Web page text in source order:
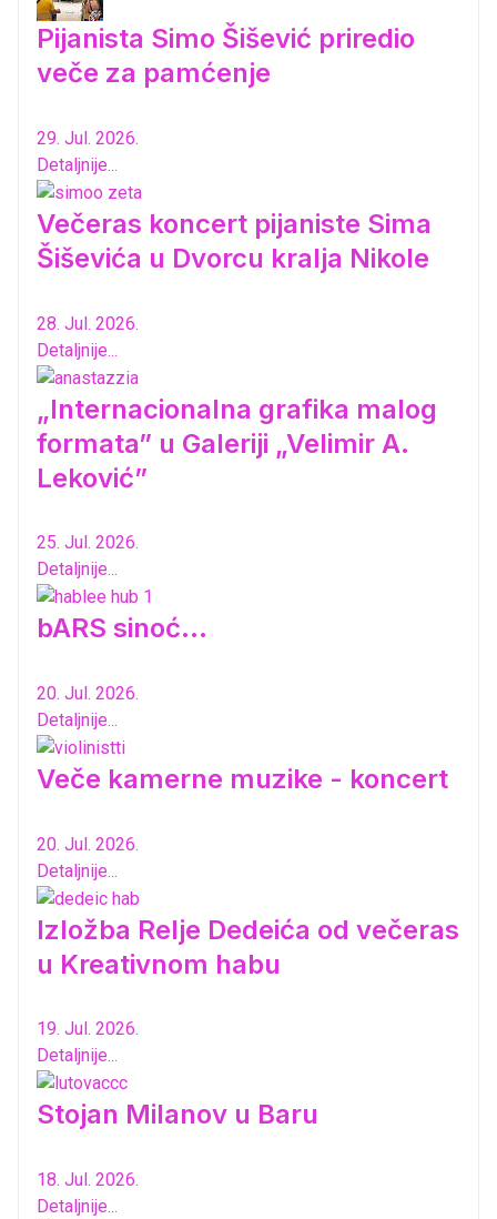
Pijanista Simo Šišević priredio
veče za pamćenje
29. Jul. 2026.
Detaljnije...
Večeras koncert pijaniste Sima
Šiševića u Dvorcu kralja Nikole
28. Jul. 2026.
Detaljnije...
„Internacionalna grafika malog
formata” u Galeriji „Velimir A.
Leković”
25. Jul. 2026.
Detaljnije...
bARS sinoć...
20. Jul. 2026.
Detaljnije...
Veče kamerne muzike - koncert
20. Jul. 2026.
Detaljnije...
Izložba Relje Dedeića od večeras
u Kreativnom habu
19. Jul. 2026.
Detaljnije...
Stojan Milanov u Baru
18. Jul. 2026.
Detaljnije...